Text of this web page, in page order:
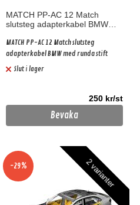
MATCH PP-AC 12 Match
slutsteg adapterkabel BMW
MATCH PP-AC 12 Match slutsteg
adapterkabel BMW med runda stift
Slut i lager
250 kr/st
Bevaka
2 varianter
-29%